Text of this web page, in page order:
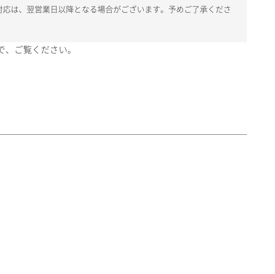
は、翌営業日以降となる場合がございます。予めご了承くださ
、ご覧ください。